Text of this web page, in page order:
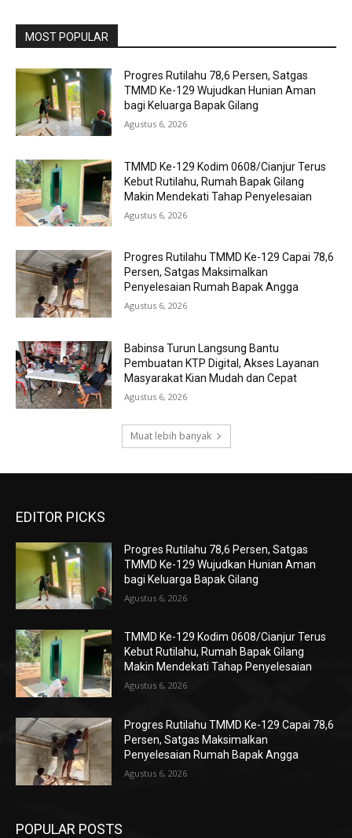
MOST POPULAR
Progres Rutilahu 78,6 Persen, Satgas
TMMD Ke-129 Wujudkan Hunian Aman
bagi Keluarga Bapak Gilang
Agustus 6, 2026
TMMD Ke-129 Kodim 0608/Cianjur Terus
Kebut Rutilahu, Rumah Bapak Gilang
Makin Mendekati Tahap Penyelesaian
Agustus 6, 2026
Progres Rutilahu TMMD Ke-129 Capai 78,6
Persen, Satgas Maksimalkan
Penyelesaian Rumah Bapak Angga
Agustus 6, 2026
Babinsa Turun Langsung Bantu
Pembuatan KTP Digital, Akses Layanan
Masyarakat Kian Mudah dan Cepat
Agustus 6, 2026
Muat lebih banyak
EDITOR PICKS
Progres Rutilahu 78,6 Persen, Satgas
TMMD Ke-129 Wujudkan Hunian Aman
bagi Keluarga Bapak Gilang
Agustus 6, 2026
TMMD Ke-129 Kodim 0608/Cianjur Terus
Kebut Rutilahu, Rumah Bapak Gilang
Makin Mendekati Tahap Penyelesaian
Agustus 6, 2026
Progres Rutilahu TMMD Ke-129 Capai 78,6
Persen, Satgas Maksimalkan
Penyelesaian Rumah Bapak Angga
Agustus 6, 2026
POPULAR POSTS